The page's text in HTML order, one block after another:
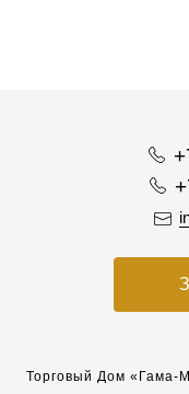
Торговый Дом «Гама-